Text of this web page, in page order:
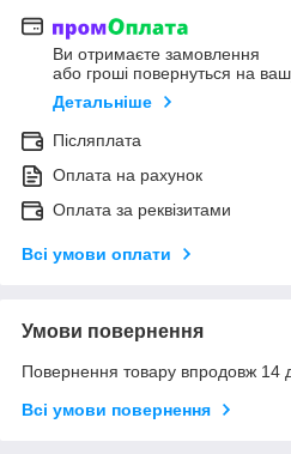
Ви отримаєте замовлення
або гроші повернуться на
Детальніше
Післяплата
Оплата на рахунок
Оплата за реквізитами
Всі умови оплати
Умови повернення
Повернення товару впродовж 14
Всі умови повернення